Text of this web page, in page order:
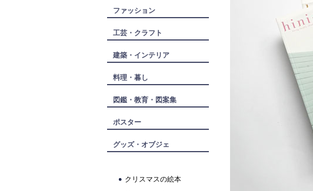
ファッション
工芸・クラフト
建築・インテリア
料理・暮し
図鑑・教育・図案集
ポスター
グッズ・オブジェ
クリスマスの絵本